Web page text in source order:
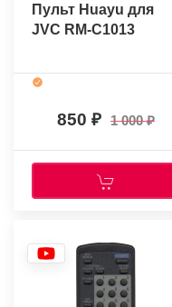
Пульт Huayu для
JVC RM-C1013
850 1 000